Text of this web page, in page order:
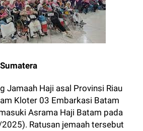
Jamaah Haji asal Provinsi Riau
Kloter 03 Embarkasi Batam
Asrama Haji Batam pada
Ratusan jemaah tersebut